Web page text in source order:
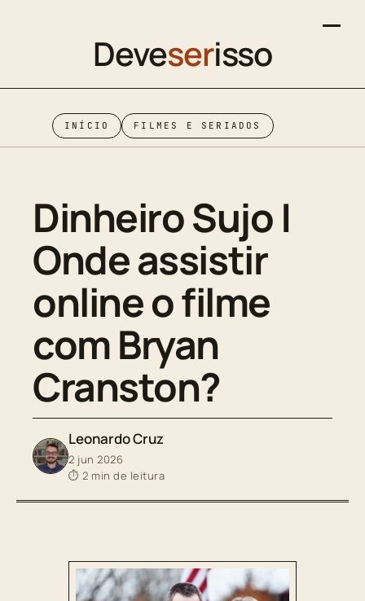
Deveserisso
INÍCIO FILMES E SERIADOS
Dinheiro Sujo |
Onde assistir
online o filme
com Bryan
Cranston?
Leonardo Cruz
2 jun 2026
⏱ 2 min de leitura